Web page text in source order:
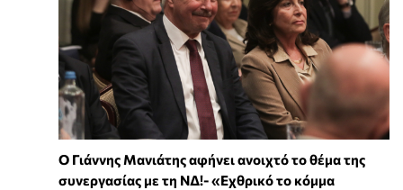
Ο Γιάννης Μανιάτης αφήνει ανοιχτό το θέμα της
συνεργασίας με τη ΝΔ!- «Εχθρικό το κόμμα